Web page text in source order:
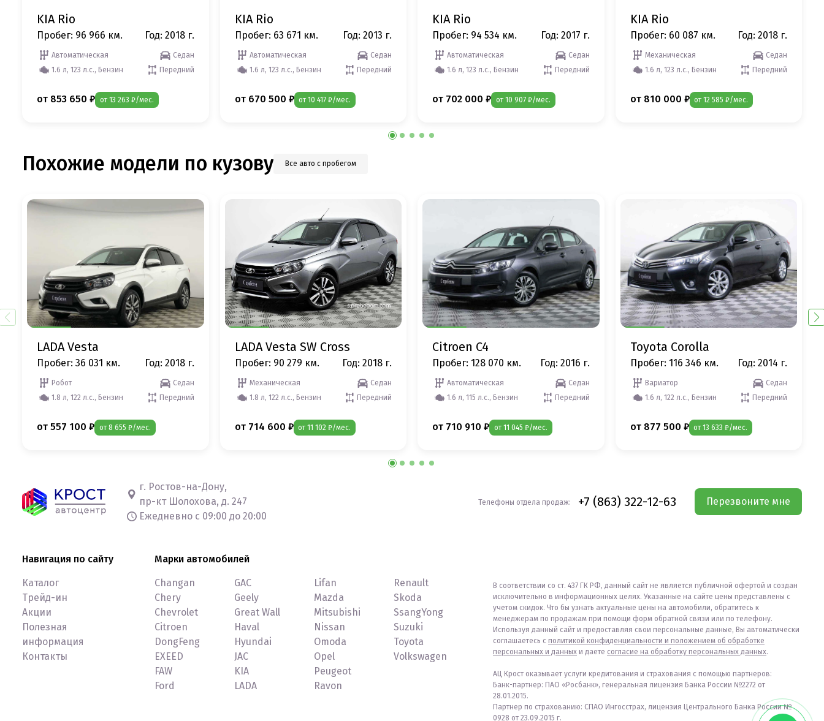
KIA Rio
Пробег: 96 966 км. Год: 2018 г.
Автоматическая
Седан
1.6 л, 123 л.с., Бензин
Передний
от 853 650 ₽ от 13 263 ₽/мес.
KIA Rio
Пробег: 63 671 км. Год: 2013 г.
Автоматическая
Седан
1.6 л, 123 л.с., Бензин
Передний
от 670 500 ₽ от 10 417 ₽/мес.
KIA Rio
Пробег: 94 534 км. Год: 2017 г.
Автоматическая
Седан
1.6 л, 123 л.с., Бензин
Передний
от 702 000 ₽ от 10 907 ₽/мес.
KIA Rio
Пробег: 60 087 км. Год: 2018 г.
Механическая
Седан
1.6 л, 123 л.с., Бензин
Передний
от 810 000 ₽ от 12 585 ₽/мес.
Похожие модели по кузову Все авто с пробегом
LADA Vesta
Пробег: 36 031 км. Год: 2018 г.
Робот
Седан
1.8 л, 122 л.с., Бензин
Передний
от 557 100 ₽ от 8 655 ₽/мес.
LADA Vesta SW Cross
Пробег: 90 279 км. Год: 2018 г.
Механическая
Седан
1.8 л, 122 л.с., Бензин
Передний
от 714 600 ₽ от 11 102 ₽/мес.
Citroen C4
Пробег: 128 070 км. Год: 2016 г.
Автоматическая
Седан
1.6 л, 115 л.с., Бензин
Передний
от 710 910 ₽ от 11 045 ₽/мес.
Toyota Corolla
Пробег: 116 346 км. Год: 2014 г.
Вариатор
Седан
1.6 л, 122 л.с., Бензин
Передний
от 877 500 ₽ от 13 633 ₽/мес.
г. Ростов-на-Дону,
пр-кт Шолохова, д. 247
Ежедневно с 09:00 до 20:00
Телефоны отдела продаж: +7 (863) 322-12-63 Перезвоните мне
Навигация по сайту
Каталог
Трейд-ин
Акции
Полезная
информация
Контакты
Марки автомобилей
Changan
Chery
Chevrolet
Citroen
DongFeng
EXEED
FAW
Ford
GAC
Geely
Great Wall
Haval
Hyundai
JAC
KIA
LADA
Lifan
Mazda
Mitsubishi
Nissan
Omoda
Opel
Peugeot
Ravon
Renault
Skoda
SsangYong
Suzuki
Toyota
Volkswagen
В соответствии со ст. 437 ГК РФ, данный сайт не является публичной офертой и создан
исключительно в информационных целях. Указанные на сайте цены представлены с
учетом скидок. Что бы узнать актуальные цены на автомобили, обратитесь к
менеджерам по продажам при помощи форм обратной связи или по телефону.
Используя данный сайт и предоставляя свои персональные данные, Вы автоматически
соглашаетесь с политикой конфиденциальности и положением об обработке
персональных и данных и даете согласие на обработку персональных данных.
АЦ Крост оказывает услуги кредитования и страхования с помощью партнеров:
Банк-партнер: ПАО «Росбанк», генеральная лицензия Банка России №2272 от
28.01.2015.
Партнер по страхованию: СПАО Ингосстрах, лицензия Центрального Банка России №
0928 от 23.09.2015 г.